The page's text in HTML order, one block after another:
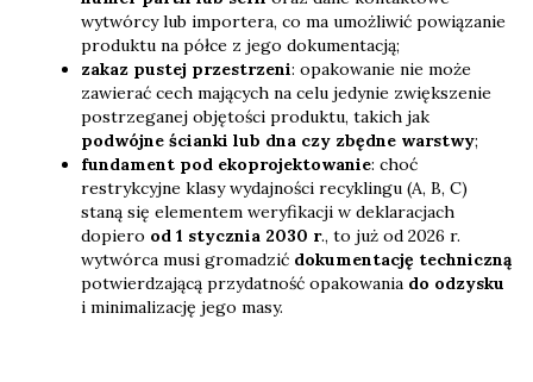
wytwórcy lub importera, co ma umożliwić powiązanie
produktu na półce z jego dokumentacją;
zakaz pustej przestrzeni: opakowanie nie może
zawierać cech mających na celu jedynie zwiększenie
postrzeganej objętości produktu, takich jak
podwójne ścianki lub dna czy zbędne warstwy;
fundament pod ekoprojektowanie: choć
restrykcyjne klasy wydajności recyklingu (A, B, C)
staną się elementem weryfikacji w deklaracjach
dopiero od 1 stycznia 2030 r., to już od 2026 r.
wytwórca musi gromadzić dokumentację techniczną
potwierdzającą przydatność opakowania do odzysku
i minimalizację jego masy.